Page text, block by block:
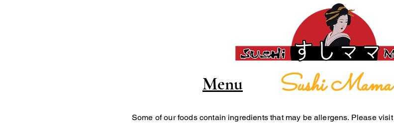
Menu Sushi Mama
Some of our foods contain ingredients that may be allergens. Please visit